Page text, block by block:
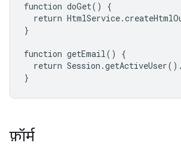
function doGet() {
return
}
function getEmail() {
return
}
फ़ॉर्म